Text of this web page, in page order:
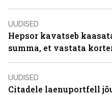
UUDISED
Hepsor kavatseb
summa, et vastata
UUDISED
Citadele laenuportfell